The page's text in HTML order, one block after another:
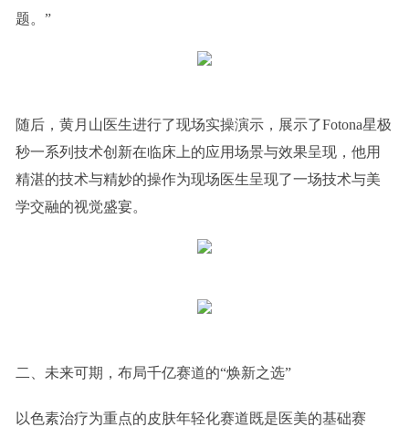
题。”
随后，黄月山医生进行了现场实操演示，展示了Fotona星极
秒一系列技术创新在临床上的应用场景与效果呈现，他用
精湛的技术与精妙的操作为现场医生呈现了一场技术与美
学交融的视觉盛宴。
二、未来可期，布局千亿赛道的“焕新之选”
以色素治疗为重点的皮肤年轻化赛道既是医美的基础赛